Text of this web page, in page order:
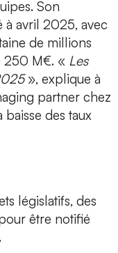
Son
à avril 2025, avec
de millions
250 M€. « Les
», explique à
partner chez
des taux
législatifs, des
être notifié